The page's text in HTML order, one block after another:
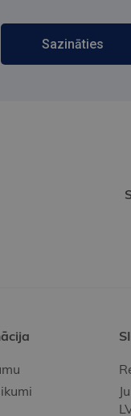
Sazināties